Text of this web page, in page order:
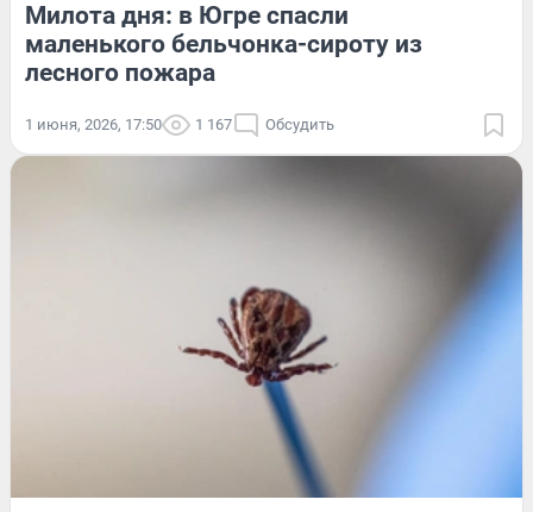
Милота дня: в Югре спасли
маленького бельчонка-сироту из
лесного пожара
1 июня, 2026, 17:50 1 167 Обсудить